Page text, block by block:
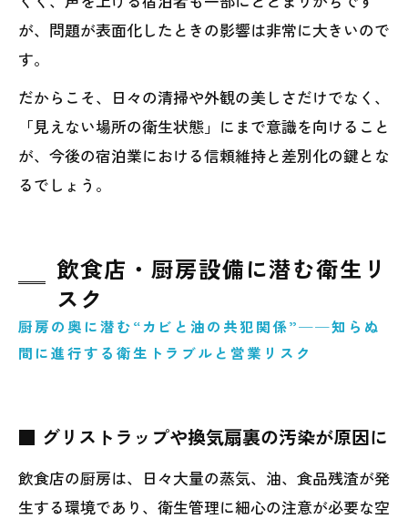
が、問題が表面化したときの影響は非常に大きいので
す。
だからこそ、日々の清掃や外観の美しさだけでなく、
「見えない場所の衛生状態」にまで意識を向けること
が、今後の宿泊業における信頼維持と差別化の鍵とな
るでしょう。
飲食店・厨房設備に潜む衛生リ
スク
厨房の奥に潜む“カビと油の共犯関係”──知らぬ
間に進行する衛生トラブルと営業リスク
■ グリストラップや換気扇裏の汚染が原因に
飲食店の厨房は、日々大量の蒸気、油、食品残渣が発
生する環境であり、衛生管理に細心の注意が必要な空